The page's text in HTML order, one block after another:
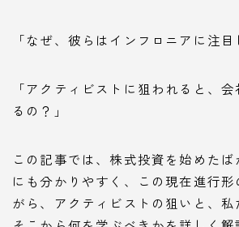
「なぜ、彼らはインフロニアに注目
「アクティビストに狙われると、
るの？」
この記事では、株式投資を始めた
にも分かりやすく、この現在進行
がら、アクティビストの狙いと、